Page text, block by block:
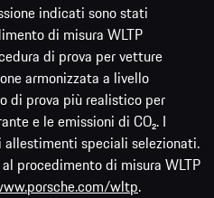
indicati sono stati
di misura WLTP
di prova per vetture
armonizzata a livello
di prova più realistico per
e le emissioni di CO₂. I
allestimenti speciali selezionati.
procedimento di misura WLTP
wltp.